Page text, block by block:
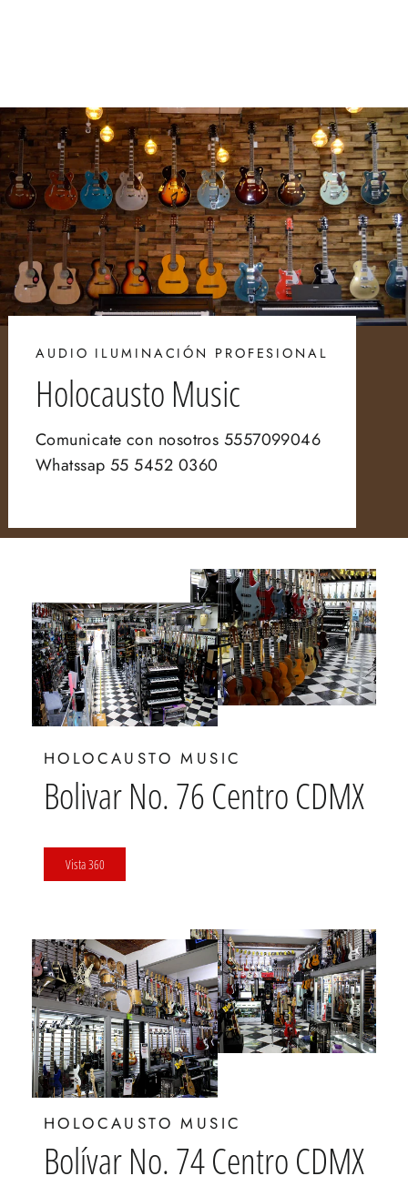
AUDIO ILUMINACIÓN PROFESIONAL
Holocausto Music
Comunicate con nosotros 5557099046
Whatssap 55 5452 0360
HOLOCAUSTO MUSIC
Bolivar No. 76 Centro CDMX
Vista 360
HOLOCAUSTO MUSIC
Bolívar No. 74 Centro CDMX